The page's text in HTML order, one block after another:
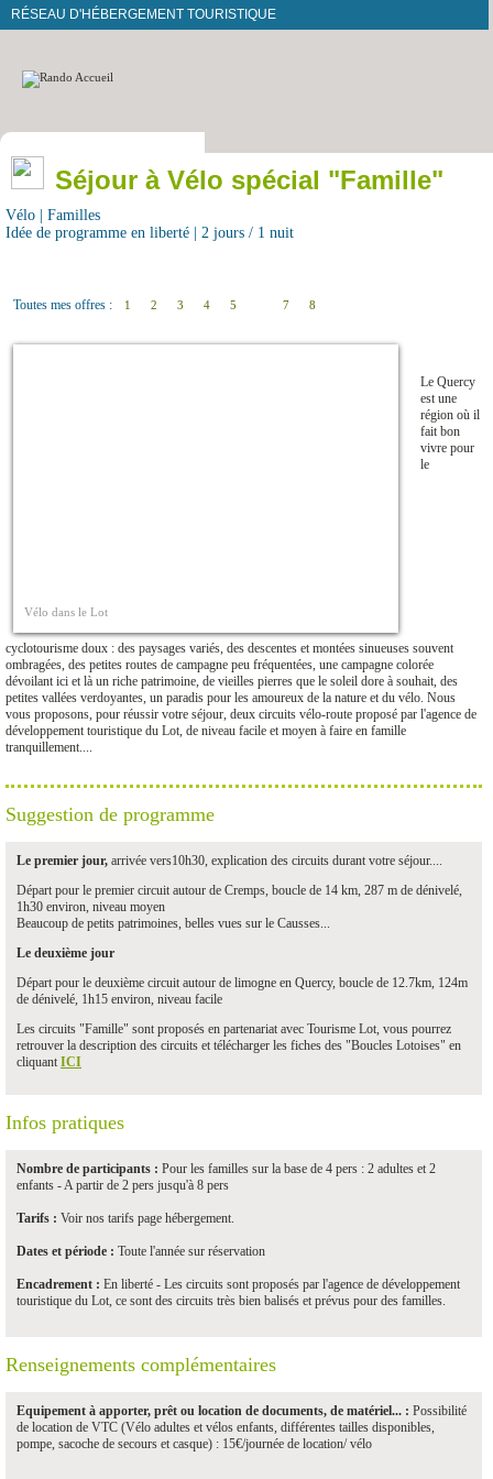
RÉSEAU D'HÉBERGEMENT TOURISTIQUE
Séjour à Vélo spécial "Famille"
Vélo | Familles
Idée de programme en liberté | 2 jours / 1 nuit
Toutes mes offres : 1 2 3 4 5 7 8
Vélo dans le Lot
Le Quercy
est une
région où il
fait bon
vivre pour
le
cyclotourisme doux : des paysages variés, des descentes et montées sinueuses souvent
ombragées, des petites routes de campagne peu fréquentées, une campagne colorée
dévoilant ici et là un riche patrimoine, de vieilles pierres que le soleil dore à souhait, des
petites vallées verdoyantes, un paradis pour les amoureux de la nature et du vélo. Nous
vous proposons, pour réussir votre séjour, deux circuits vélo-route proposé par l'agence de
développement touristique du Lot, de niveau facile et moyen à faire en famille
tranquillement....
Suggestion de programme
Le premier jour, arrivée vers10h30, explication des circuits durant votre séjour....
Départ pour le premier circuit autour de Cremps, boucle de 14 km, 287 m de dénivelé,
1h30 environ, niveau moyen
Beaucoup de petits patrimoines, belles vues sur le Causses...
Le deuxième jour
Départ pour le deuxième circuit autour de limogne en Quercy, boucle de 12.7km, 124m
de dénivelé, 1h15 environ, niveau facile
Les circuits "Famille" sont proposés en partenariat avec Tourisme Lot, vous pourrez
retrouver la description des circuits et télécharger les fiches des "Boucles Lotoises" en
cliquant ICI
Infos pratiques
Nombre de participants : Pour les familles sur la base de 4 pers : 2 adultes et 2
enfants - A partir de 2 pers jusqu'à 8 pers
Tarifs : Voir nos tarifs page hébergement.
Dates et période : Toute l'année sur réservation
Encadrement : En liberté - Les circuits sont proposés par l'agence de développement
touristique du Lot, ce sont des circuits très bien balisés et prévus pour des familles.
Renseignements complémentaires
Equipement à apporter, prêt ou location de documents, de matériel... : Possibilité
de location de VTC (Vélo adultes et vélos enfants, différentes tailles disponibles,
pompe, sacoche de secours et casque) : 15€/journée de location/ vélo